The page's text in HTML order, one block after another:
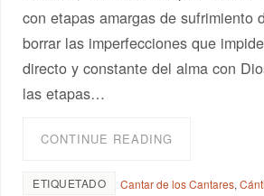
con etapas amargas de sufrimiento
borrar las imperfecciones que
directo y constante del alma con
las etapas…
CONTINUE READING
ETIQUETADO Cantar de los Cantares,